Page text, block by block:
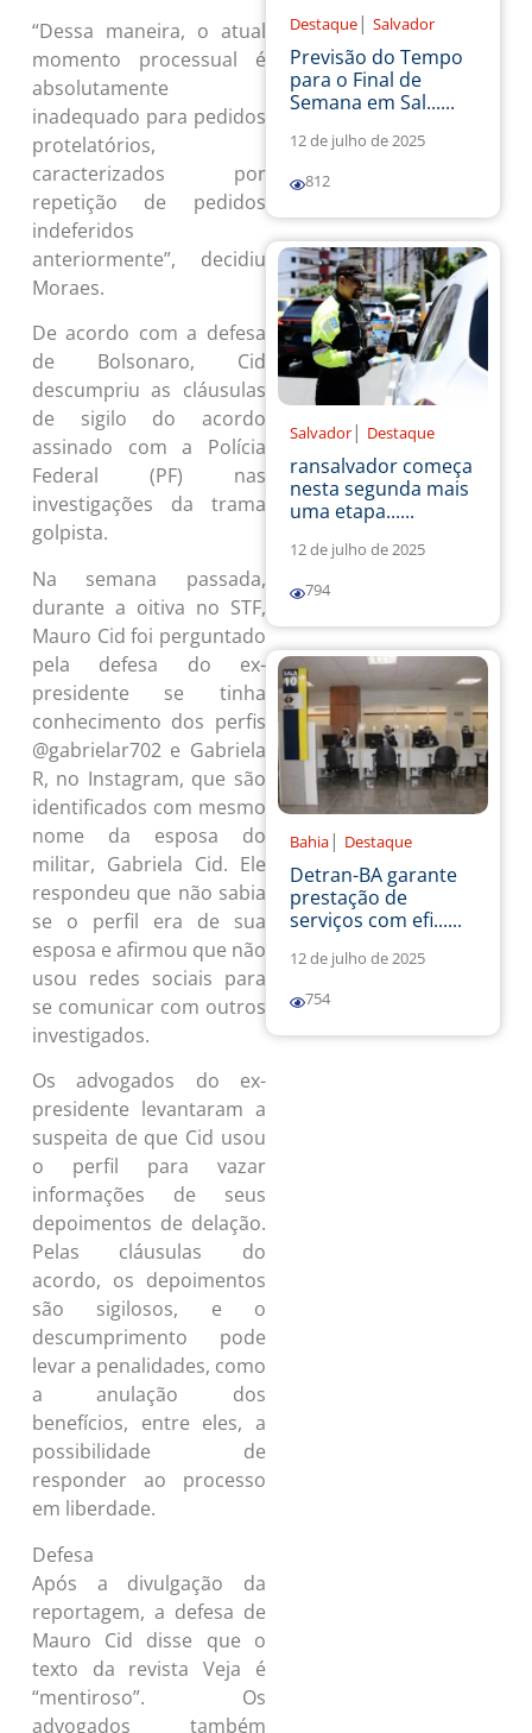
“Dessa maneira, o atual
momento processual é
absolutamente
inadequado para pedidos
protelatórios,
caracterizados por
repetição de pedidos
indeferidos
anteriormente”, decidiu
Moraes.
De acordo com a defesa
de Bolsonaro, Cid
descumpriu as cláusulas
de sigilo do acordo
assinado com a Polícia
Federal (PF) nas
investigações da trama
golpista.
Na semana passada,
durante a oitiva no STF,
Mauro Cid foi perguntado
pela defesa do ex-
presidente se tinha
conhecimento dos perfis
@gabrielar702 e Gabriela
R, no Instagram, que são
identificados com mesmo
nome da esposa do
militar, Gabriela Cid. Ele
respondeu que não sabia
se o perfil era de sua
esposa e afirmou que não
usou redes sociais para
se comunicar com outros
investigados.
Os advogados do ex-
presidente levantaram a
suspeita de que Cid usou
o perfil para vazar
informações de seus
depoimentos de delação.
Pelas cláusulas do
acordo, os depoimentos
são sigilosos, e o
descumprimento pode
levar a penalidades, como
a anulação dos
benefícios, entre eles, a
possibilidade de
responder ao processo
em liberdade.
Defesa
Após a divulgação da
reportagem, a defesa de
Mauro Cid disse que o
texto da revista Veja é
“mentiroso”. Os
advogados também
Destaque | Salvador
Previsão do Tempo
para o Final de
Semana em Sal......
12 de julho de 2025
812
Salvador | Destaque
ransalvador começa
nesta segunda mais
uma etapa......
12 de julho de 2025
794
Bahia | Destaque
Detran-BA garante
prestação de
serviços com efi......
12 de julho de 2025
754